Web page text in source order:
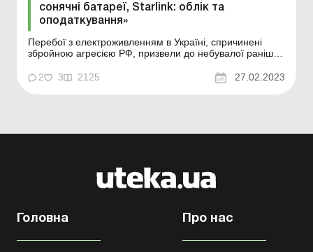
сонячні батареї, Starlink: облік та
оподаткування»
Перебої з електроживленням в Україні, спричинені
збройною агресією РФ, призвели до небувалої раніше
зокрема, є генератори, зарядні станції, повербанки,
джерела безперебійного живлення, сонячні батареї і
2 3 2125 27.02.2023
Головна Про нас